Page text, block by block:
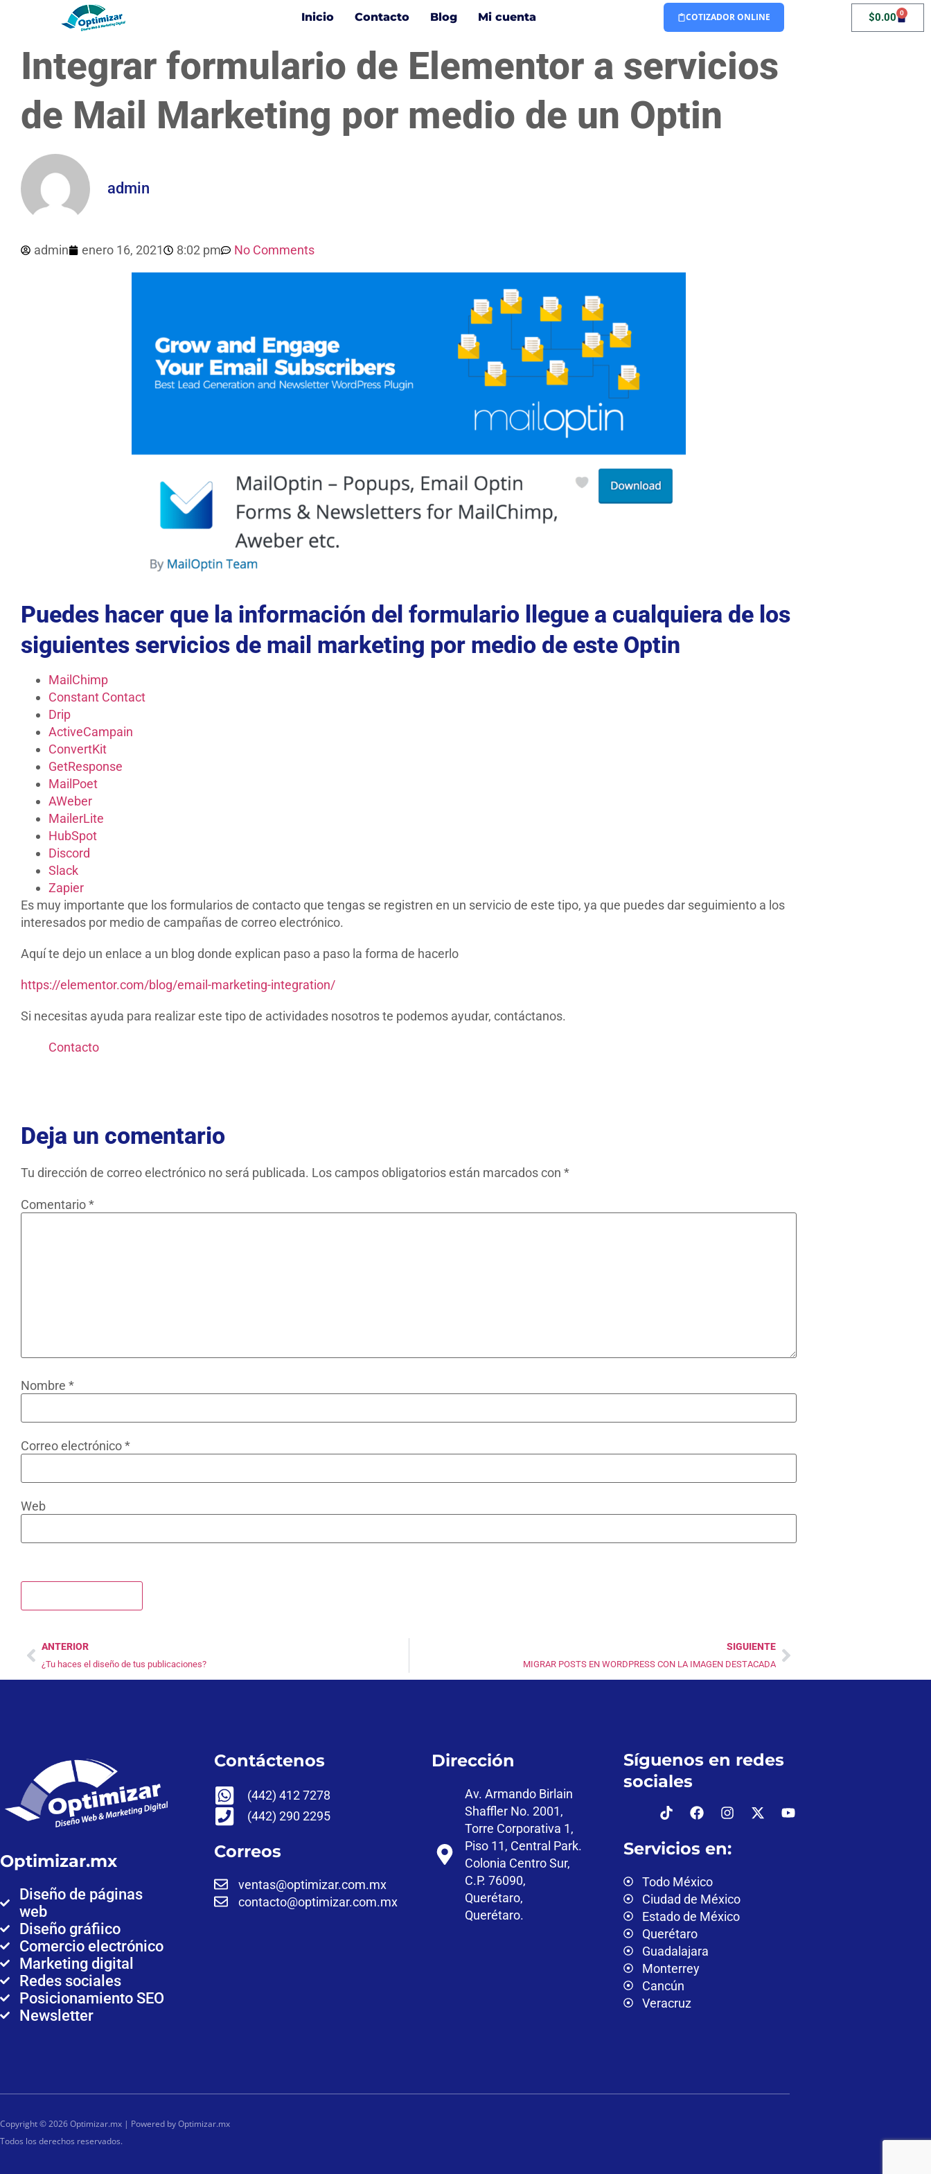
Inicio Contacto Blog Mi cuenta COTIZADOR ONLINE $0.00 0
Integrar formulario de Elementor a servicios
de Mail Marketing por medio de un Optin
admin
admin enero 16, 2021 8:02 pm No Comments
Puedes hacer que la información del formulario llegue a cualquiera de los
siguientes servicios de mail marketing por medio de este Optin
MailChimp
Constant Contact
Drip
ActiveCampain
ConvertKit
GetResponse
MailPoet
AWeber
MailerLite
HubSpot
Discord
Slack
Zapier
Es muy importante que los formularios de contacto que tengas se registren en un servicio de este tipo, ya que puedes dar seguimiento a los
interesados por medio de campañas de correo electrónico.
Aquí te dejo un enlace a un blog donde explican paso a paso la forma de hacerlo
https://elementor.com/blog/email-marketing-integration/
Si necesitas ayuda para realizar este tipo de actividades nosotros te podemos ayudar, contáctanos.
Contacto
Deja un comentario
Tu dirección de correo electrónico no será publicada. Los campos obligatorios están marcados con *
Comentario*
Nombre *
Correo electrónico*
Web
ANTERIOR
¿Tu haces el diseño de tus publicaciones?
SIGUIENTE
MIGRAR POSTS EN WORDPRESS CON LA IMAGEN DESTACADA
Optimizar.mx
Diseño de páginas
web
Diseño gráfiico
Comercio electrónico
Marketing digital
Redes sociales
Posicionamiento SEO
Newsletter
Contáctenos
(442) 412 7278
(442) 290 2295
Correos
ventas@optimizar.com.mx
contacto@optimizar.com.mx
Dirección
Av. Armando Birlain
Shaffler No. 2001,
Torre Corporativa 1,
Piso 11, Central Park.
Colonia Centro Sur,
C.P. 76090,
Querétaro,
Querétaro.
Síguenos en redes
sociales
Servicios en:
Todo México
Ciudad de México
Estado de México
Querétaro
Guadalajara
Monterrey
Cancún
Veracruz
Copyright © 2026 Optimizar.mx | Powered by Optimizar.mx
Todos los derechos reservados.